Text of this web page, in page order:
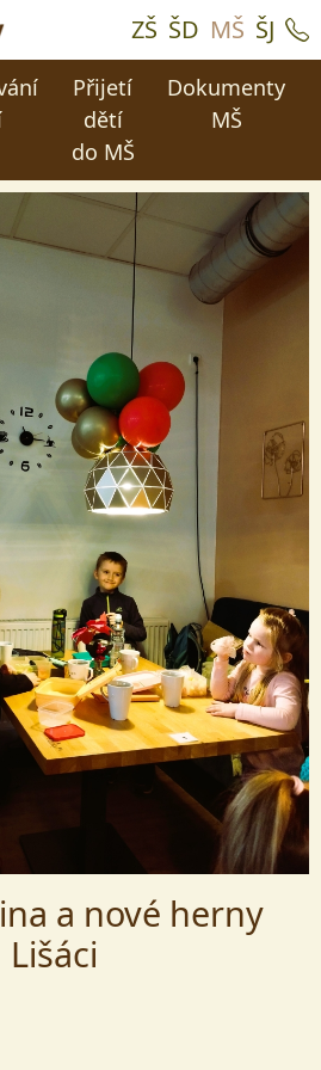
ZŠ ŠD MŠ ŠJ
Přijetí
dětí
do MŠ
Dokumenty
MŠ
a nové herny
Lišáci